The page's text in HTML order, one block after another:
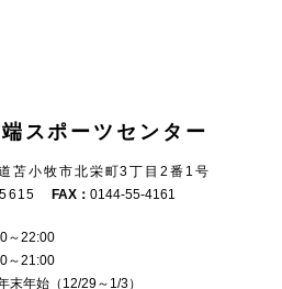
スポーツセンター
小牧市北栄町3丁目2番1号
FAX：0144-55-4161
～22:00
～21:00
末年始（12/29～1/3）